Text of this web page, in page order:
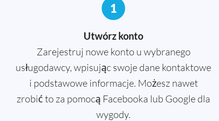
1
Utwórz konto
Zarejestruj nowe konto u wybranego
usługodawcy, wpisując swoje dane kontaktowe
i podstawowe informacje. Możesz nawet
zrobić to za pomocą Facebooka lub Google dla
wygody.